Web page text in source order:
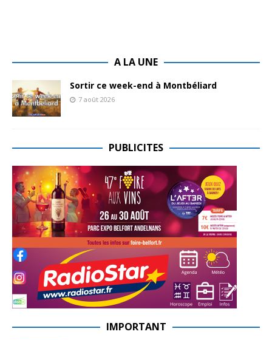
A LA UNE
Sortir ce week-end à Montbéliard
7 août 2026
PUBLICITES
IMPORTANT